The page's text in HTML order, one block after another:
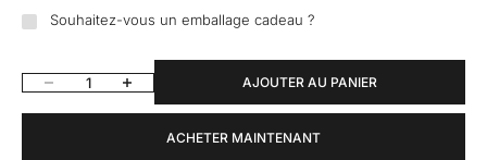
Souhaitez-vous un emballage cadeau ?
Diminuer la quantitéAugmenter la quantitéAJOUTER AU PANIER
ACHETER MAINTENANT